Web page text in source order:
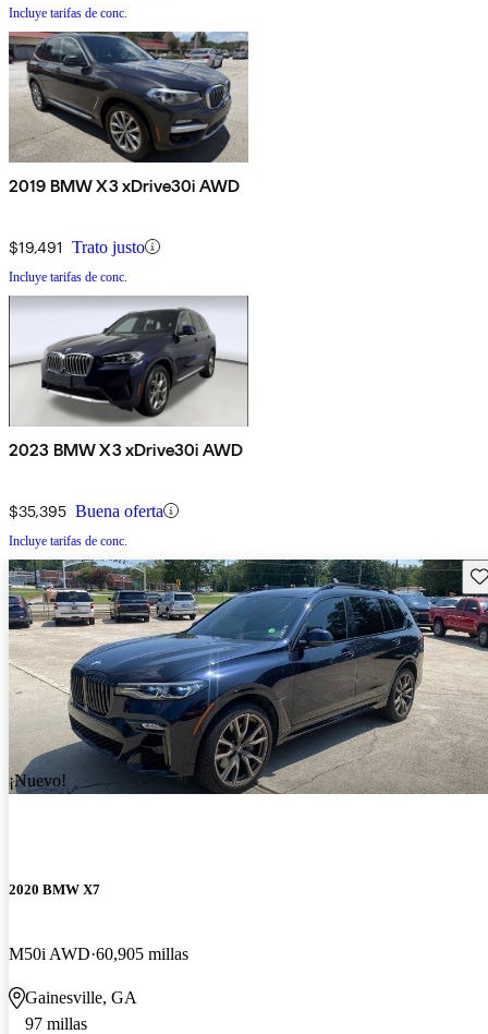
Incluye tarifas de conc.
2019 BMW X3 xDrive30i AWD
$19,491 Trato justo
Incluye tarifas de conc.
2023 BMW X3 xDrive30i AWD
$35,395 Buena oferta
Incluye tarifas de conc.
¡Nuevo!
2020 BMW X7
M50i AWD 60,905 millas
Gainesville, GA
97 millas